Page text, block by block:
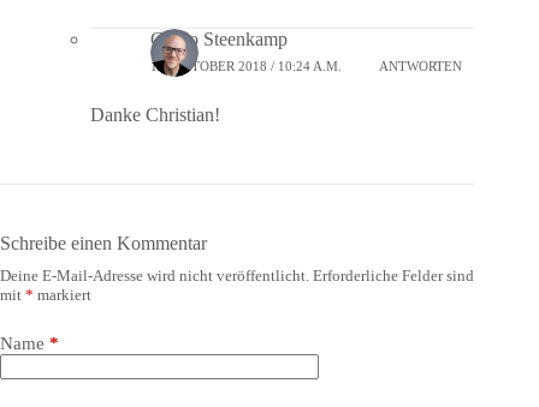
Guido Steenkamp
12. OKTOBER 2018 / 10:24 A.M. ANTWORTEN
Danke Christian!
Schreibe einen Kommentar
Deine E-Mail-Adresse wird nicht veröffentlicht. Erforderliche Felder sind
mit * markiert
Name *